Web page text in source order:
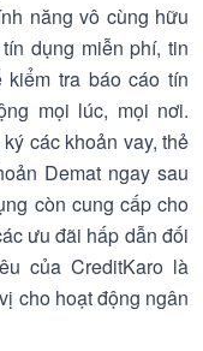
năng vô cùng hữu
dụng miễn phí, tin
tra báo cáo tín
mọi lúc, mọi nơi.
các khoản vay, thẻ
Demat ngay sau
còn cung cấp cho
ưu đãi hấp dẫn đối
của CreditKaro là
cho hoạt động ngân